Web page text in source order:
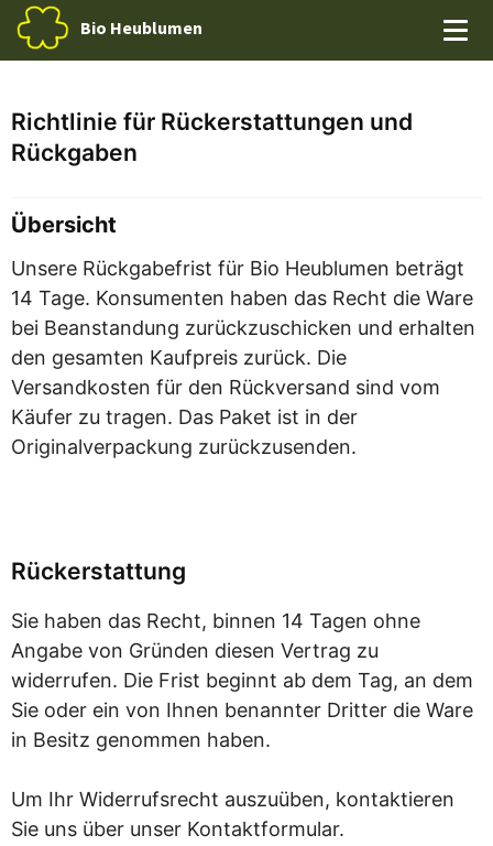
Bio Heublumen
Kontakt Über Uns Shop
Richtlinie für Rückerstattungen und
Rückgaben
Übersicht
Unsere Rückgabefrist für Bio Heublumen beträgt
14 Tage. Konsumenten haben das Recht die Ware
bei Beanstandung zurückzuschicken und erhalten
den gesamten Kaufpreis zurück. Die
Versandkosten für den Rückversand sind vom
Käufer zu tragen. Das Paket ist in der
Originalverpackung zurückzusenden.
Rückerstattung
Sie haben das Recht, binnen 14 Tagen ohne
Angabe von Gründen diesen Vertrag zu
widerrufen. Die Frist beginnt ab dem Tag, an dem
Sie oder ein von Ihnen benannter Dritter die Ware
in Besitz genommen haben.
Um Ihr Widerrufsrecht auszuüben, kontaktieren
Sie uns über unser Kontaktformular.